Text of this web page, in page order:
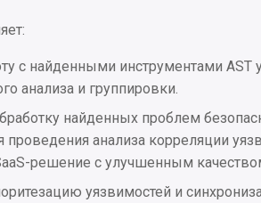
с найденными инструментами
анализа и группировки.
найденных проблем
проведения анализа корреляции
решение с улучшенным
уязвимостей и